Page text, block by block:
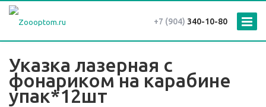
+7 (904) 340-10-80
Указка лазерная с
фонариком на карабине
упак*12шт